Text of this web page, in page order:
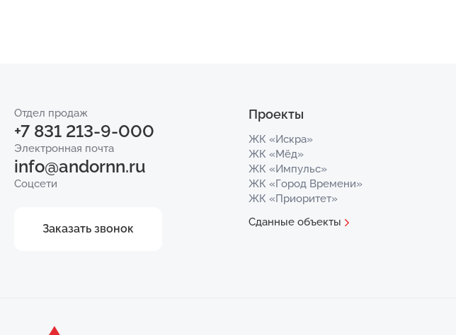
Отдел продаж
+7 831 213-9-000
Электронная почта
info@andornn.ru
Соцсети
Заказать звонок
Проекты
ЖК «Искра»
ЖК «Мёд»
ЖК «Импульс»
ЖК «Город Времени»
ЖК «Приоритет»
Сданные объекты